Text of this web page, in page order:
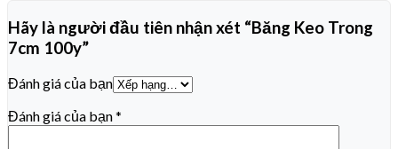
Hãy là người đầu tiên nhận xét “Băng Keo Trong
7cm 100y”
Đánh giá của bạn
Đánh giá của bạn*